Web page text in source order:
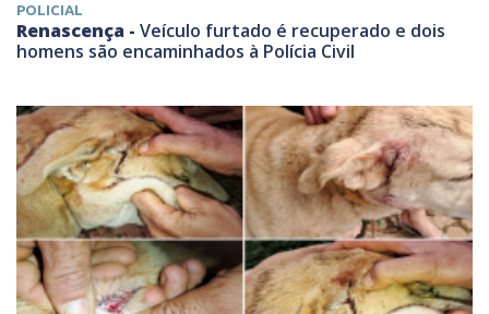
POLICIAL
Renascença - Veículo furtado é recuperado e dois
homens são encaminhados à Polícia Civil